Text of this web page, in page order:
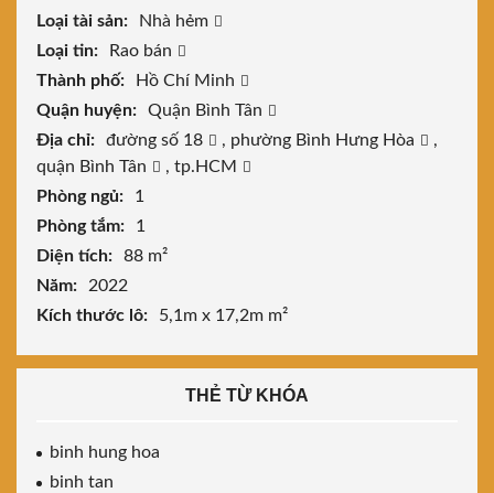
Loại tài sản:
Nhà hẻm
Loại tin:
Rao bán
Thành phố:
Hồ Chí Minh
Quận huyện:
Quận Bình Tân
Địa chỉ:
đường số 18 , phường Bình Hưng Hòa
,
quận Bình Tân
, tp.HCM
Phòng ngủ:
1
Phòng tắm:
1
Diện tích:
88 m²
Năm:
2022
Kích thước lô:
5,1m x 17,2m m²
THẺ TỪ KHÓA
binh hung hoa
binh tan